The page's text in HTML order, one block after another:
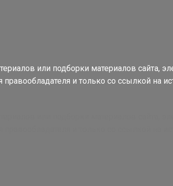
или подборки материалов сайта,
и только со ссылкой на